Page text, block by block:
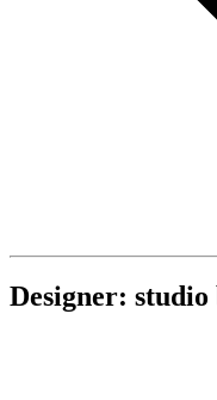
Designer: studio